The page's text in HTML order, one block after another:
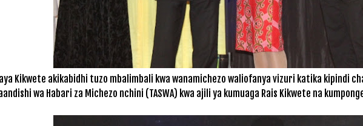
Kikwete akikabidhi tuzo mbalimbali kwa wanamichezo waliofanya vizuri katika kipindi
wa Habari za Michezo nchini (TASWA) kwa ajili ya kumuaga Rais Kikwete na